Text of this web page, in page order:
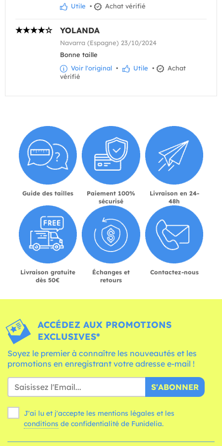
Utile • Achat vérifié
YOLANDA
Navarra (Espagne) 23/10/2024
Bonne taille
Voir l'original • Utile •
Achat
vérifié
Guide des tailles
Paiement 100%
sécurisé
Livraison en 24-
48h
Livraison gratuite
dès 50€
Échanges et
retours
Contactez-nous
ACCÉDEZ AUX PROMOTIONS
EXCLUSIVES*
Soyez le premier à connaître les nouveautés et les
promotions en enregistrant votre adresse e-mail !
S'ABONNER
J'ai lu et j'accepte les mentions légales et les
conditions de confidentialité de Funidelia.